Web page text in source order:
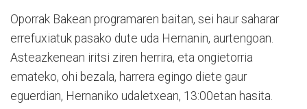
Oporrak Bakean programaren baitan, sei haur saharar
errefuxiatuk pasako dute uda Hernanin, aurtengoan.
Asteazkenean iritsi ziren herrira, eta ongietorria
emateko, ohi bezala, harrera egingo diete gaur
eguerdian, Hernaniko udaletxean, 13:00etan hasita.